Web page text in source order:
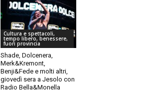
Cultura e spettacoli,
tempo libero, benessere,
fuori provincia
Shade, Dolcenera,
Merk&Kremont,
Benji&Fede e molti altri,
giovedì sera a Jesolo con
Radio Bella&Monella